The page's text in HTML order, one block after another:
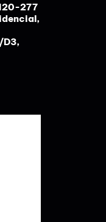
277
D3,